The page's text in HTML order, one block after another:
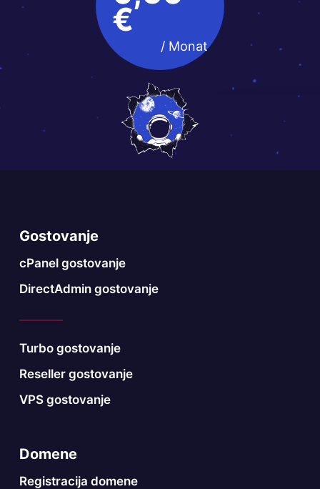
€
/ Monat
Gostovanje
cPanel gostovanje
DirectAdmin gostovanje
Turbo gostovanje
Reseller gostovanje
VPS gostovanje
Domene
Registracija domene